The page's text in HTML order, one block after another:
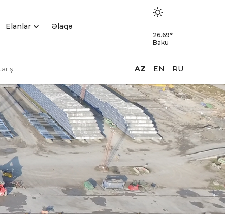
Elanlar Əlaqə
26.69°
Baku
AZ EN RU